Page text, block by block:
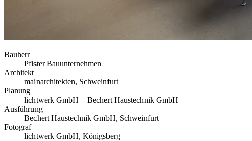
Bauherr
Pfister Bauunternehmen
Architekt
mainarchitekten, Schweinfurt
Planung
lichtwerk GmbH + Bechert Haustechnik GmbH
Ausführung
Bechert Haustechnik GmbH, Schweinfurt
Fotograf
lichtwerk GmbH, Königsberg